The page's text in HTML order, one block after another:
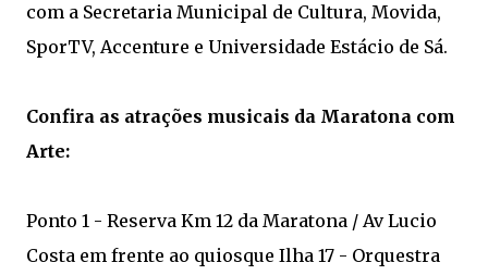
com a Secretaria Municipal de Cultura, Movida,
SporTV, Accenture e Universidade Estácio de Sá.
Confira as atrações musicais da Maratona com
Arte:
Ponto 1 - Reserva Km 12 da Maratona / Av Lucio
Costa em frente ao quiosque Ilha 17 - Orquestra